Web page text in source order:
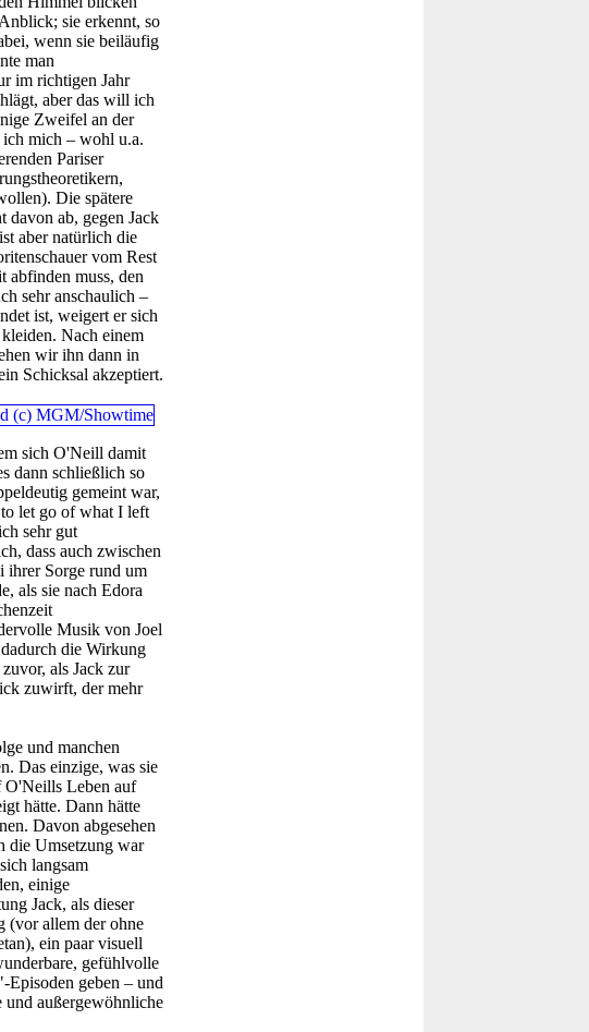
sie erkennt, so
wenn sie beiläufig
man
im richtigen Jahr
aber das will ich
Zweifel an der
mich – wohl u.a.
Pariser
Die spätere
davon ab, gegen Jack
aber natürlich die
vom Rest
abfinden muss, den
sehr anschaulich –
ist, weigert er sich
Nach einem
wir ihn dann in
Schicksal akzeptiert.
sich O'Neill damit
dann schließlich so
gemeint war,
let go of what I left
sehr gut
dass auch zwischen
ihrer Sorge rund um
als sie nach Edora
Musik von Joel
die Wirkung
als Jack zur
zuwirft, der mehr
und manchen
Das einzige, was sie
O'Neills Leben auf
hätte. Dann hätte
Davon abgesehen
die Umsetzung war
langsam
einige
Jack, als dieser
(vor allem der ohne
ein paar visuell
gefühlvolle
Episoden geben – und
und außergewöhnliche